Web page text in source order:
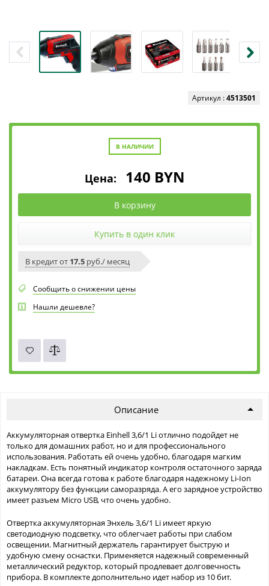
Артикул :4513501
В НАЛИЧИИ
Цена: 140 BYN
В корзину
Купить в один клик
В кредит от 17.5 руб./ месяц
Сообщить о снижении цены
Нашли дешевле?
Описание
Аккумуляторная отвертка Einhell 3,6/1 Li отлично подойдет не
только для домашних работ, но и для профессионального
использования. Работать ей очень удобно, благодаря магким
накладкам. Есть понятный индикатор контроля остаточного заряда
батареи. Она всегда готова к работе благодаря надежному Li-Ion
аккумулятору без функции саморазряда. А его зарядное устройство
имеет разъем Micro USB, что очень удобно.
Отвертка аккумуляторная Энхель 3,6/1 Li имеет яркую
светодиодную подсветку, что облегчает работы при слабом
освещении. Магнитный держатель гарантирует быструю и
удобную смену оснастки. Применяется надежный современный
металлический редуктор, который продлевает долговечность
прибора. В комплекте дополнительно идет набор из 10 бит.